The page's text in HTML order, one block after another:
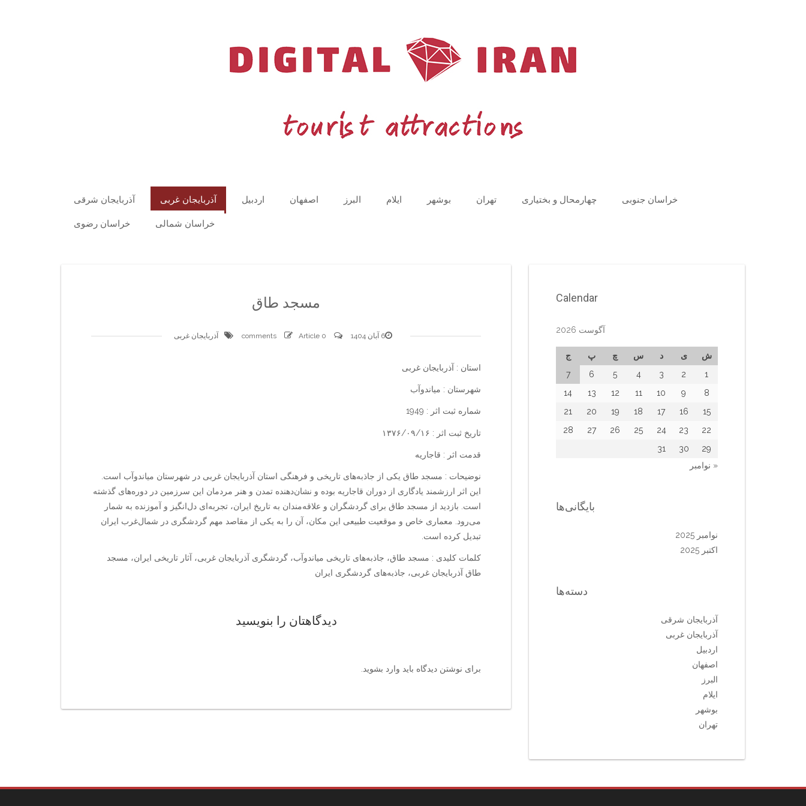
آذربایجان شرقی آذربایجان غربی اردبیل اصفهان البرز ایلام بوشهر تهران چهارمحال و بختیاری خراسان جنوبی
خراسان رضوی خراسان شمالی
مسجد طاق
6 آبان 1404 0 comments
Article آذربایجان غربی
استان : آذربایجان غربی
شهرستان : میاندوآب
شماره ثبت اثر : 1949
تاریخ ثبت اثر : ۱۳۷۶/۰۹/۱۶
قدمت اثر : قاجاریه
نوضیحات : مسجد طاق یکی از جاذبه‌های تاریخی و فرهنگی استان آذربایجان غربی در شهرستان میاندوآب است.
این اثر ارزشمند یادگاری از دوران قاجاریه بوده و نشان‌دهنده تمدن و هنر مردمان این سرزمین در دوره‌های گذشته
است. بازدید از مسجد طاق برای گردشگران و علاقه‌مندان به تاریخ ایران، تجربه‌ای دل‌انگیز و آموزنده به شمار
می‌رود. معماری خاص و موقعیت طبیعی این مکان، آن را به یکی از مقاصد مهم گردشگری در شمال‌غرب ایران
تبدیل کرده است.
کلمات کلیدی : مسجد طاق، جاذبه‌های تاریخی میاندوآب، گردشگری آذربایجان غربی، آثار تاریخی ایران، مسجد
طاق آذربایجان غربی، جاذبه‌های گردشگری ایران
دیدگاهتان را بنویسید
برای نوشتن دیدگاه باید وارد بشوید
Calendar
آگوست 2026
ش ی د س چ پ
ج
1
2
3
4
5
6
7
8
9
10
11
12
13
14
15
16
17
18
19
20
21
22
23
24
25
26
27
28
29
30
31
« نوامبر
بایگانی‌ها
نوامبر 2025
اکتبر 2025
دسته‌ها
آذربایجان شرقی
آذربایجان غربی
اردبیل
اصفهان
البرز
ایلام
بوشهر
تهران